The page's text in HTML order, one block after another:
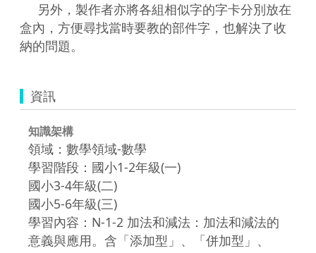
盒內，方便尋找當時要教的部件字，也解決了收
納的問題。
資訊
知識架構
領域：數學領域-數學
學習階段：國小1-2年級(一)
國小3-4年級(二)
國小5-6年級(三)
學習內容：N-1-2 加法和減法：加法和減法的
意義與應用。含「添加型」、「併加型」、